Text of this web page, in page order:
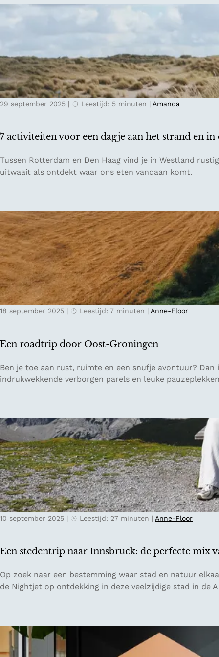
i
i
t
s
l
a
d
l
s
t
e
d
t
p
d
s
v
o
o
r
M
ü
n
c
e
7 activiteiten voor een dagje aan het strand en in
29 september 2025 | Leestijd: 5 minuten | Amanda
7
a
i
t
e
i
t
e
n
v
r
e
n
g
e
a
a
n
h
e
t
s
r
n
d
n
e
Tussen Rotterdam en Den Haag vind je in Westland
uitwaait als ontdekt waar ons eten vandaan komt.
Een roadtrip door Oost-Groningen
18 september 2025 | Leestijd: 7 minuten | Anne-Floor
E
e
a
d
t
r
i
p
d
o
o
o
t
-
o
Ben je toe aan rust, ruimte en een snufje avontuur?
indrukwekkende verborgen parels en leuke
Een stedentrip naar Innsbruck: de perfecte mix
10 september 2025 | Leestijd: 27 minuten | Anne-Floor
E
e
Op zoek naar een bestemming waar stad en natuur
de Nightjet op ontdekking in deze veelzijdige stad in de